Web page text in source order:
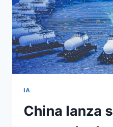
IA
China lanza